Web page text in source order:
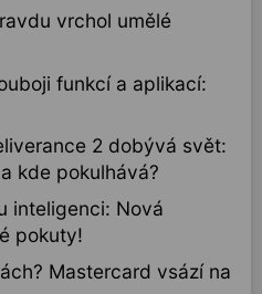
vrchol umělé
funkcí a aplikací:
2 dobývá svět:
kde pokulhává?
inteligenci: Nová
pokuty!
Mastercard vsází na